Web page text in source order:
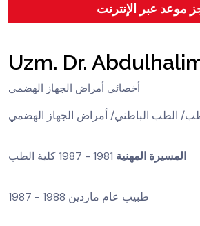
موعد عبر الإنترنت
Uzm. Dr.
أخصائي أمراض الجهاز الهضمي
الطب الباطني/ أمراض الجهاز الهضمي
المسيرة المهنية
1987 - 1988 طبيب عام ماردين